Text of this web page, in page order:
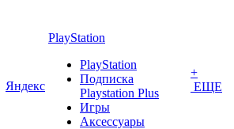
Яндекс
PlayStation
PlayStation
Подписка
Playstation Plus
Игры
Аксессуары
+
ЕЩЕ